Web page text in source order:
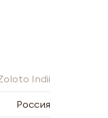
Indii
Россия